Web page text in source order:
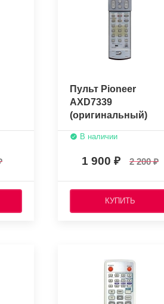
Пульт Pioneer
AXD7339
(оригинальный)
В наличии
1 900 2 200
КУПИТЬ